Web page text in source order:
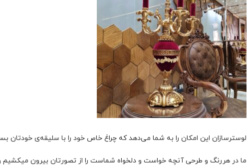
لوسترسازان این امکان را به شما می‌دهد که چراغ خاص خود را با سلیقه‌ی خودتان
ما در هررنگ و طرحی آنچه خواست و دلخواه شماست را از تصورتان بیرون میکشیم